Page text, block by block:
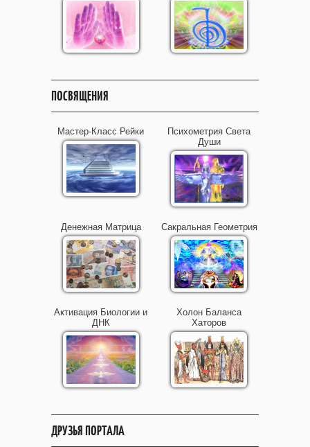
ПОСВЯЩЕНИЯ
Мастер-Класс Рейки
Психометрия Света
Души
Денежная Матрица Сакральная Геометрия
Активация Биологии и
ДНК
Холон Баланса
Хаторов
ДРУЗЬЯ ПОРТАЛА